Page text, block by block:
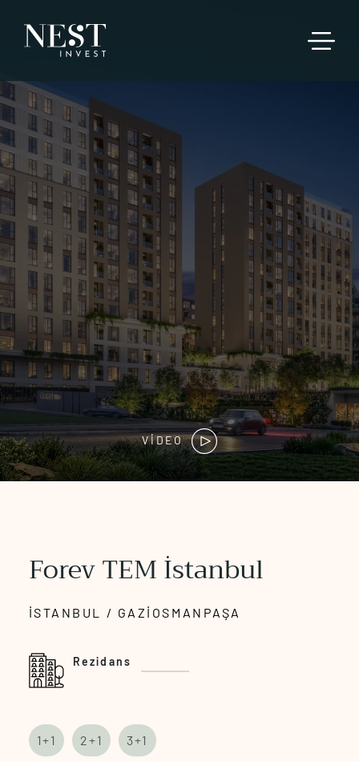
VİDEO
Forev TEM İstanbul
İSTANBUL / GAZIOSMANPAŞA
Rezidans
1+1 2+1 3+1